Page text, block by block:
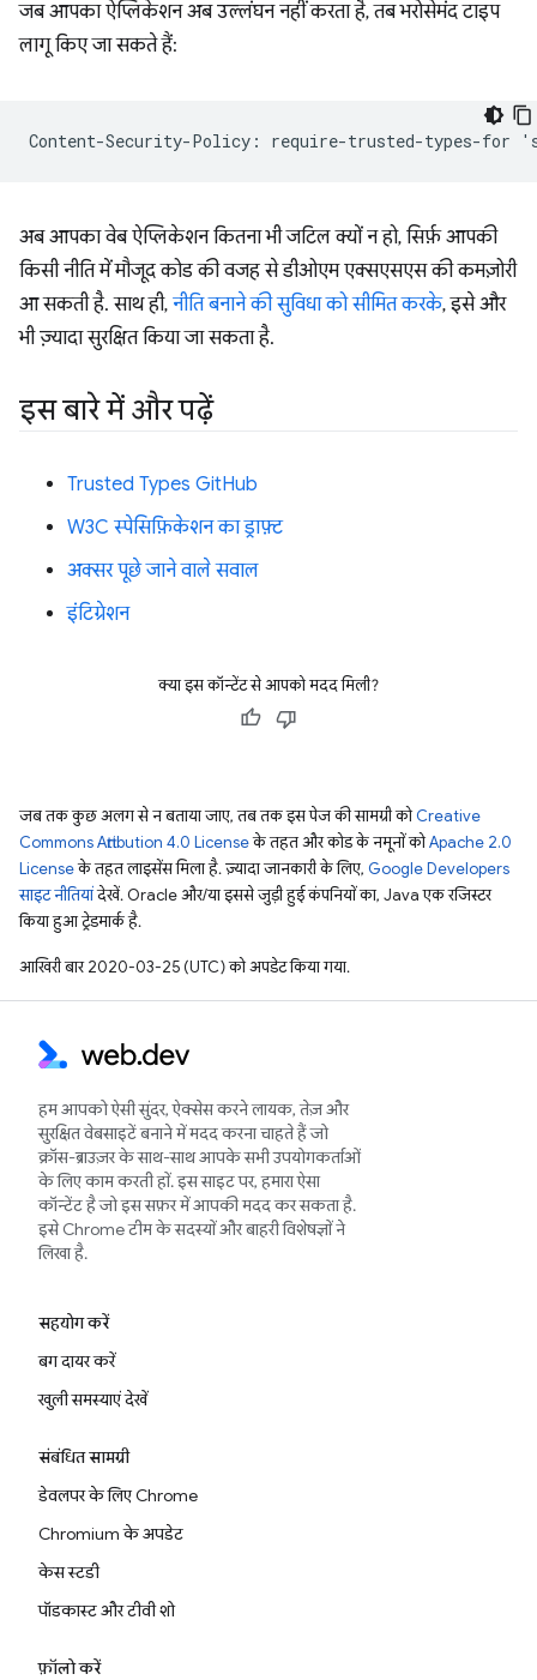
जब आपका ऐप्लिकेशन अब उल्लंघन नहीं करता है, तब भरोसेमंद टाइप
लागू किए जा सकते हैं:
अब आपका वेब ऐप्लिकेशन कितना भी जटिल क्यों न हो, सिर्फ़ आपकी
किसी नीति में मौजूद कोड की वजह से डीओएम एक्सएसएस की कमज़ोरी
आ सकती है. साथ ही, नीति बनाने की सुविधा को सीमित करके, इसे और
भी ज़्यादा सुरक्षित किया जा सकता है.
इस बारे में और पढ़ें
Trusted Types GitHub
W3C स्पेसिफ़िकेशन का ड्राफ़्ट
अक्सर पूछे जाने वाले सवाल
इंटिग्रेशन
क्या इस कॉन्टेंट से आपको मदद मिली?
जब तक कुछ अलग से न बताया जाए, तब तक इस पेज की सामग्री कोCreative
Commons Attribution 4.0 Licenseके तहत और कोड के नमूनों कोApache 2.0
Licenseके तहत लाइसेंस मिला है. ज़्यादा जानकारी के लिए, Google Developers
साइट नीतियांदेखें. Oracle और/या इससे जुड़ी हुई कंपनियों का, Java एक रजिस्टर
किया हुआ ट्रेडमार्क है.
आखिरी बार 2020-03-25 (UTC) को अपडेट किया गया.
हम आपको ऐसी सुंदर, ऐक्सेस करने लायक, तेज़ और
सुरक्षित वेबसाइटें बनाने में मदद करना चाहते हैं जो
क्रॉस-ब्राउज़र के साथ-साथ आपके सभी उपयोगकर्ताओं
के लिए काम करती हों. इस साइट पर, हमारा ऐसा
कॉन्टेंट है जो इस सफ़र में आपकी मदद कर सकता है.
इसे Chrome टीम के सदस्यों और बाहरी विशेषज्ञों ने
लिखा है.
सहयोग करें
बग दायर करें
खुली समस्याएं देखें
संबंधित सामग्री
डेवलपर के लिए Chrome
Chromium के अपडेट
केस स्टडी
पॉडकास्ट और टीवी शो
फ़ॉलो करें